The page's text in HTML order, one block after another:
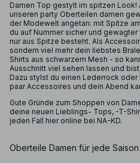
Damen Top gestylt im spitzen Look!
unseren party Oberteilen damen
der Modewelt angetan: mit Spitze
du auf Nummer sicher und
nur aus Spitze besteht. Als
sondern viel mehr dein liebstes
Shirts aus schwarzem Mesh - so
Ausschnitt viel sehen lassen und
Dazu stylst du einen Lederrock
paar Accessoires und dein Abend
Gute Gründe zum Shoppen von
deine neuen Lieblings- Tops, -T-
jeden Fall hier online bei NA-KD.
Oberteile Damen für jede